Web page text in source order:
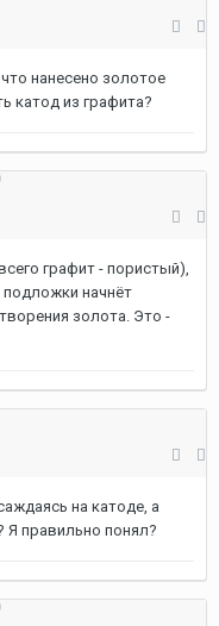
нанесено золотое
катод из графита?
графит - пористый),
начнёт
золота. Это -
на катоде, а
Я правильно понял?